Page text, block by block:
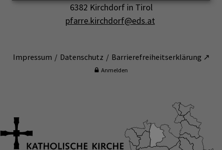
6382 Kirchdorf in Tirol
pfarre.kirchdorf@eds.at
Impressum Datenschutz Barrierefreiheitserklärung ↗
Anmelden